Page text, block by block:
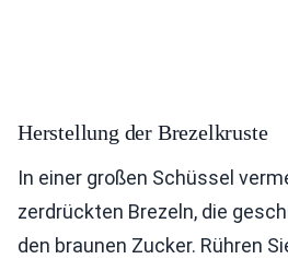
Herstellung der Brezelkruste
In einer großen Schüssel
zerdrückten Brezeln, die
den braunen Zucker. Rühren